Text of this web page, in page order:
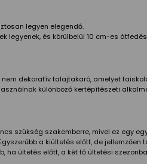
legyen elegendő.
legyenek, és körülbelül 10 cm-es
dekoratív talajtakaró, amelyet
különböző kertépítészeti
szükség szakemberre, mivel ez egy
a kiültetés előtt, de jellemzően
ültetés előtt, a két fő ültetési